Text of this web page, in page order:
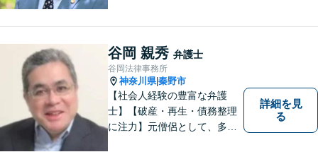
般民事…交通事故｜労働｜不
動産｜相続｜借金問題
谷岡 親秀 弁護士
谷岡法律事務所
神奈川県|秦野市
【社会人経験の豊富な弁護
士】【破産・再生・債務整理
に注力】元僧侶として、多く
詳細を見
る